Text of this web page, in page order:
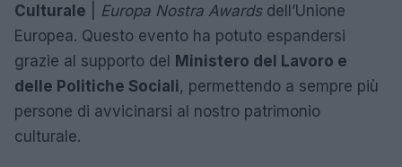
Culturale
Europa Nostra Awardsdell’Unione
Europea. Questo evento ha potuto espandersi
grazie al supporto del Ministero del Lavoro e
delle Politiche Sociali, permettendo a sempre più
persone di avvicinarsi al nostro patrimonio
culturale.